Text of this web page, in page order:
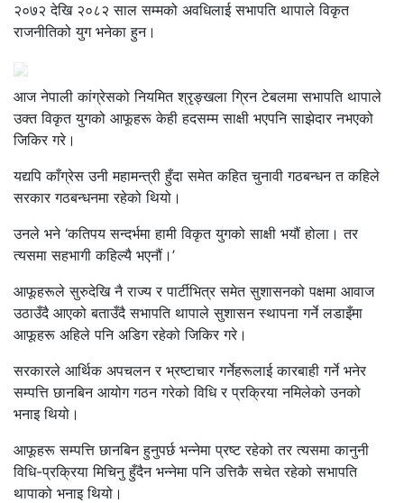
२०७२ देखि २०८२ साल सम्मको अवधिलाई सभापति थापाले विकृत
राजनीतिको युग भनेका हुन।
आज नेपाली कांग्रेसको नियमित श्रृङ्खला ग्रिन टेबलमा सभापति थापाले
उक्त विकृत युगको आफूहरू केही हदसम्म साक्षी भएपनि साझेदार नभएको
जिकिर गरे।
यद्यपि काँग्रेस उनी महामन्त्री हुँदा समेत कहित चुनावी गठबन्धन त कहिले
सरकार गठबन्धनमा रहेको थियो।
उनले भने ‘कतिपय सन्दर्भमा हामी विकृत युगको साक्षी भयौं होला। तर
त्यसमा सहभागी कहिल्यै भएनौं।’
आफूहरूले सुरुदेखि नै राज्य र पार्टीभित्र समेत सुशासनको पक्षमा आवाज
उठाउँदै आएको बताउँदै सभापति थापाले सुशासन स्थापना गर्ने लडाइँमा
आफूहरू अहिले पनि अडिग रहेको जिकिर गरे।
सरकारले आर्थिक अपचलन र भ्रष्टाचार गर्नेहरूलाई कारबाही गर्ने भनेर
सम्पत्ति छानबिन आयोग गठन गरेको विधि र प्रक्रिया नमिलेको उनको
भनाइ थियो।
आफूहरू सम्पत्ति छानबिन हुनुपर्छ भन्नेमा प्रष्ट रहेको तर त्यसमा कानुनी
विधि-प्रक्रिया मिचिनु हुँदैन भन्नेमा पनि उत्तिकै सचेत रहेको सभापति
थापाको भनाइ थियो।